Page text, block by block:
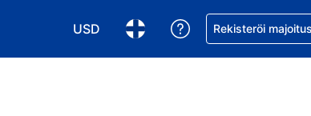
USD
Valitse valuutta. Tämänhetkinen
Valitse kieli. Tämänhetkinen
Pyydä apua
Rekisteröi